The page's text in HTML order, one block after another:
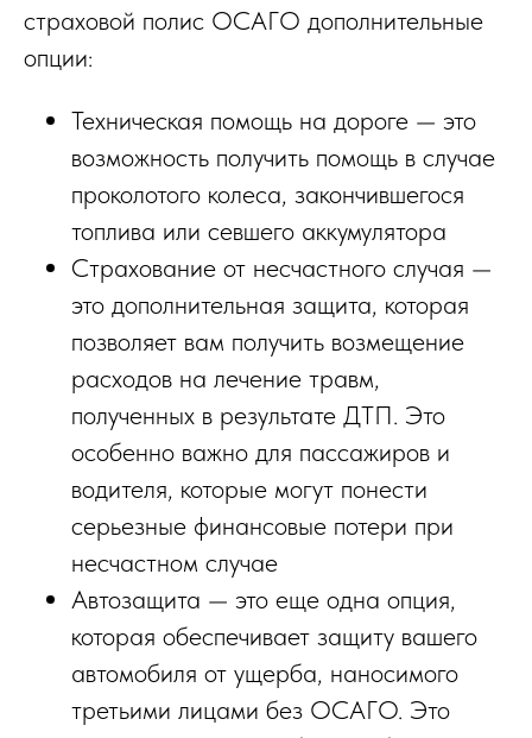
страховой полис ОСАГО дополнительные
опции:
Техническая помощь на дороге — это
возможность получить помощь в случае
проколотого колеса, закончившегося
топлива или севшего аккумулятора
Страхование от несчастного случая —
это дополнительная защита, которая
позволяет вам получить возмещение
расходов на лечение травм,
полученных в результате ДТП. Это
особенно важно для пассажиров и
водителя, которые могут понести
серьезные финансовые потери при
несчастном случае
Автозащита — это еще одна опция,
которая обеспечивает защиту вашего
автомобиля от ущерба, наносимого
третьими лицами без ОСАГО. Это